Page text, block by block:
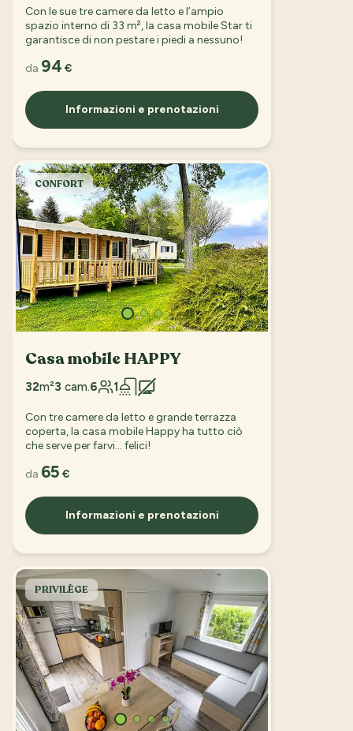
Con le sue tre camere da letto e l’ampio
spazio interno di 33 m², la casa mobile Star ti
garantisce di non pestare i piedi a nessuno!
da 94 €
Informazioni e prenotazioni
CONFORT
Casa mobile HAPPY
32m²3 cam.6 1
Con tre camere da letto e grande terrazza
coperta, la casa mobile Happy ha tutto ciò
che serve per farvi… felici!
da 65 €
Informazioni e prenotazioni
PRIVILÈGE